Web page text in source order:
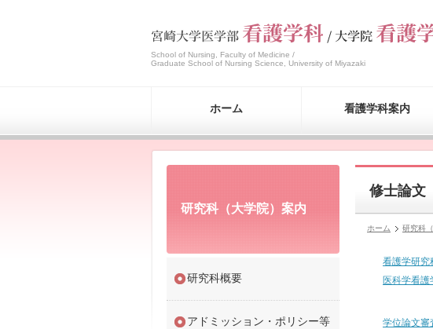
School of Nursing, Faculty of Medicine /
Graduate School of Nursing Science, University of Miyazaki
ホーム 看護学科案内
修士論文
ホーム 研究科
看護学研究
医科学看護
学位論文審
研究科（大学院）案内
研究科概要
アドミッション・ポリシー等